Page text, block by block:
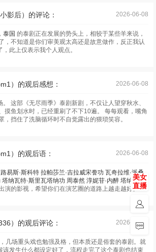
2026-06-08
影后）的评论：
泰国 的泰剧正在发展的势头上，相较于某些羊来说，
，不知道是你们审美观太高还是故意做作，反正我认
此上仅表示我个人观点。
2026-06-08
）的观后感想：
这部《无尽雨季》泰剧新剧，不仅让人望穿秋水、
摸鱼划水时，已经重刷了不下10遍。 每每观看，嘴角
，挡住了洗脑循环时不自觉露出的猥琐笑容。
2026-06-08
）的观后语：
路易斯·斯科特 拉帕莎兰·吉拉威宋誊功 瓦奇拉维·派桑
塔纳瓦特·斯里瓦塔纳功 周泰然 淳妮苷·内醉 塔纳塔特·
演的影视，希望你们在演艺圈的道路上越走越好。
2026-06-08
）的观后评论：
几场重头戏也勉强及格，但本质还是俗套的泰剧。就
该发生什么都设定好了，流程走完了这个泰剧也结束
美女
直播